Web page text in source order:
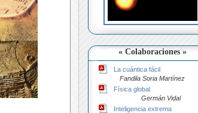
« Colaboraciones »
La cuántica fácil
Fandila Soria Martínez
Física global
Germán Vidal
Inteligencia extrema